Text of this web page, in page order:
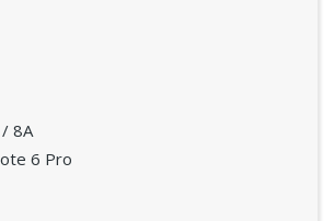
8A
6 Pro